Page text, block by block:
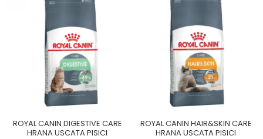
ROYAL CANIN DIGESTIVE CARE
HRANA USCATA PISICI
ROYAL CANIN HAIR&SKIN CARE
HRANA USCATA PISICI